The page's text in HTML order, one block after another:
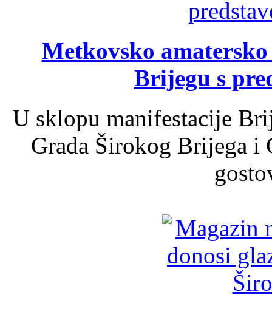
Metkovsko
Brijegu s
U sklopu manifestacije
Grada Širokog Brijega